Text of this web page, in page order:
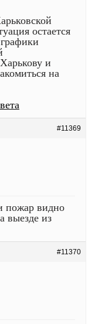
остается
и
на
#11369
пожар видно
выезде из
#11370